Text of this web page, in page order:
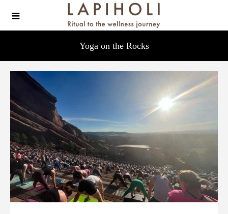
Yoga on the Rocks